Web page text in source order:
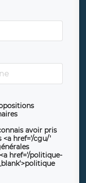
avoir pris
<a href='/cgu/'
href='/politique-